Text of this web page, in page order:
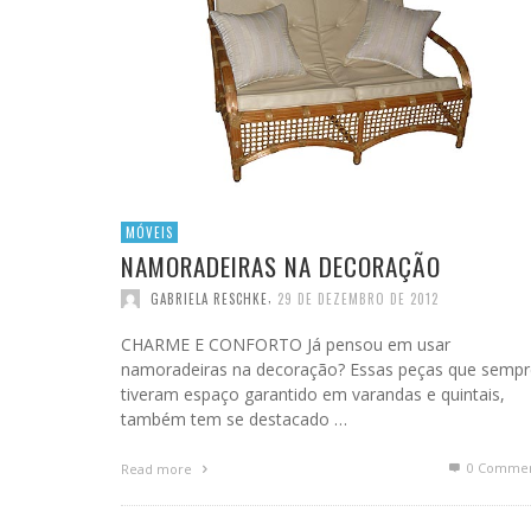
MÓVEIS
NAMORADEIRAS NA DECORAÇÃO
GABRIELA RESCHKE 29 DE DEZEMBRO DE 2012
CHARME E CONFORTO Já pensou em usar
namoradeiras na decoração? Essas peças que
tiveram espaço garantido em varandas e quintais,
também tem se destacado …
Read more 0